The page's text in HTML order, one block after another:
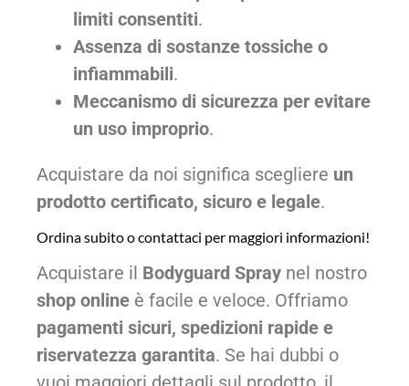
limiti consentiti.
Assenza di sostanze tossiche o
infiammabili.
Meccanismo di sicurezza per evitare
un uso improprio.
Acquistare da noi significa scegliere un
prodotto certificato, sicuro e legale.
Ordina subito o contattaci per maggiori informazioni!
Acquistare il Bodyguard Spray nel nostro
shop online è facile e veloce. Offriamo
pagamenti sicuri, spedizioni rapide e
riservatezza garantita. Se hai dubbi o